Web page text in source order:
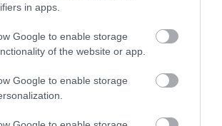
in apps.
Google to enable storage
of the website or app.
Google to enable storage
ROVARCSÍPÉS